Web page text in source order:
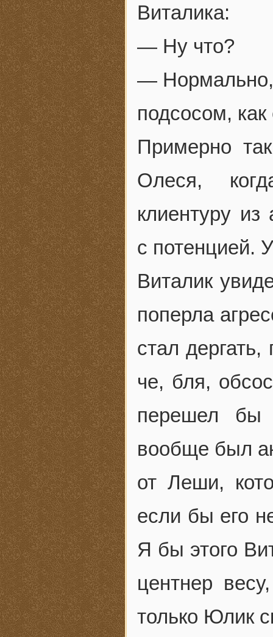
Виталика:
— Ну что?
— Нормально,
подсосом,
Примерно
Олеся,
клиентуру
с потенцией.
Виталик
поперла
стал
че, бля,
перешел бы
вообще был
от Леши,
если бы его
Я бы этого
центнер
только Юлик